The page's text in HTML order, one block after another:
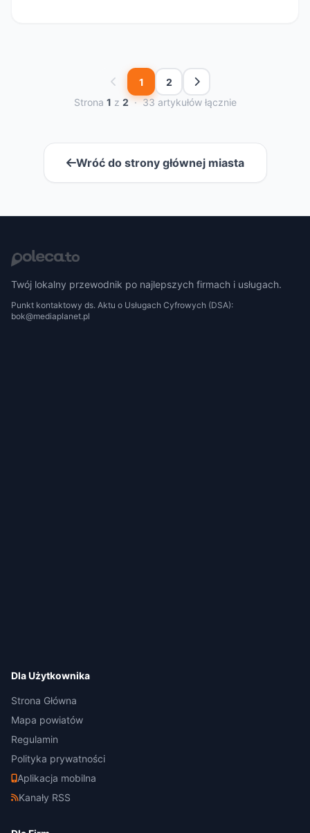
1
2
Strona 1 z 2 · 33 artykułów łącznie
Wróć do strony głównej miasta
Twój lokalny przewodnik po najlepszych firmach i usługach.
Punkt kontaktowy ds. Aktu o Usługach Cyfrowych (DSA):
bok@mediaplanet.pl
Dla Użytkownika
Strona Główna
Mapa powiatów
Regulamin
Polityka prywatności
Aplikacja mobilna
Kanały RSS